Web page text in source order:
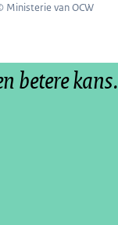
Ministerie van OCW
betere kans.